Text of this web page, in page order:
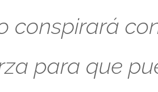
conspirará
para que